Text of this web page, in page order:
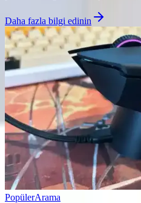
Daha fazla bilgi edinin
PopülerArama